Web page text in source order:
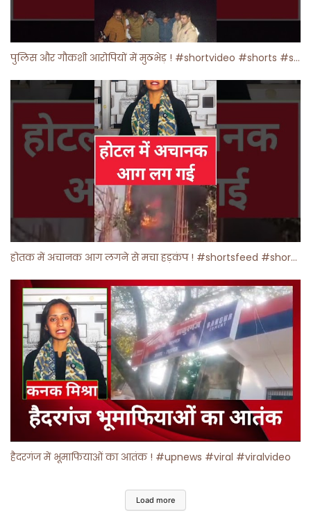
पुलिस और गौकशी आरोपियों में मुठभेड़ ! #shortvideo #shorts #shortsfeed
होतक में अचानक आग लगने से मचा हड़कंप ! #shortsfeed #shorts #viralshorts
हैदरगंज में भूमाफियाओं का आतंक ! #upnews #viral #viralvideo
Load more